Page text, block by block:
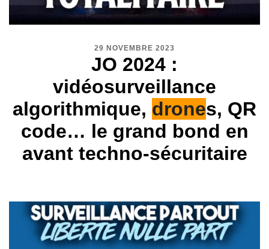
29 NOVEMBRE 2023
JO 2024 :
vidéosurveillance
algorithmique, drones, QR
code… le grand bond en
avant techno-sécuritaire